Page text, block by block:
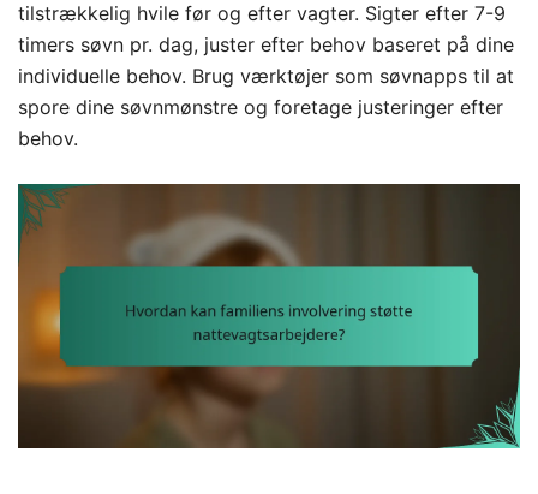
tilstrækkelig hvile før og efter vagter. Sigter efter 7-9
timers søvn pr. dag, juster efter behov baseret på dine
individuelle behov. Brug værktøjer som søvnapps til at
spore dine søvnmønstre og foretage justeringer efter
behov.